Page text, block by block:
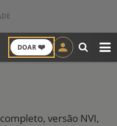
DOAR ❤️
completo, versão NVI,